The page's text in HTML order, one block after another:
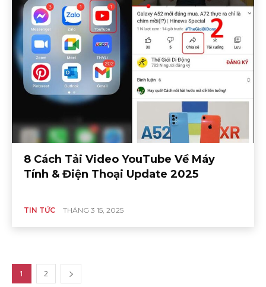
8 Cách Tải Video YouTube Về Máy
Tính & Điện Thoại Update 2025
TIN TỨC THÁNG 3 15, 2025
1 2